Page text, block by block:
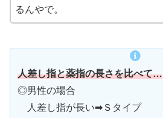
るんやで。
人差し指と薬指の長さを比べて…
◎男性の場合
人差し指が長い➡Ｓタイプ